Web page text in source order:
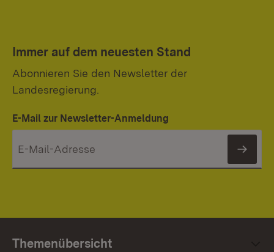
Immer auf dem neuesten Stand
Abonnieren Sie den Newsletter der
Landesregierung.
E-Mail zur Newsletter-Anmeldung
Themenübersicht